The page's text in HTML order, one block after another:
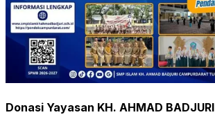
Donasi Yayasan KH. AHMAD BADJURI